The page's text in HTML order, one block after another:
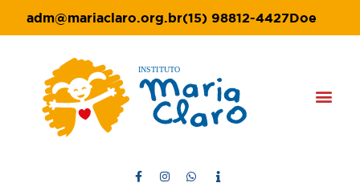
adm@mariaclaro.org.br(15) 98812-4427Doe